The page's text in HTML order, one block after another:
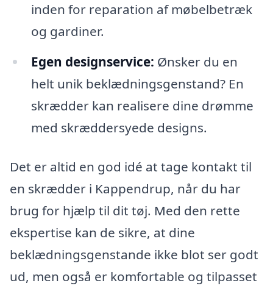
inden for reparation af møbelbetræk
og gardiner.
Egen designservice: Ønsker du en
helt unik beklædningsgenstand? En
skrædder kan realisere dine drømme
med skræddersyede designs.
Det er altid en god idé at tage kontakt til
en skrædder i Kappendrup, når du har
brug for hjælp til dit tøj. Med den rette
ekspertise kan de sikre, at dine
beklædningsgenstande ikke blot ser godt
ud, men også er komfortable og tilpasset